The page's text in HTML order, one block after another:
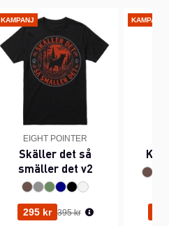
KAMPANJ
EIGHT POINTER
Skäller det så
smäller det v2
295 kr Ordinarie pris:
395 kr
KAMPANJ